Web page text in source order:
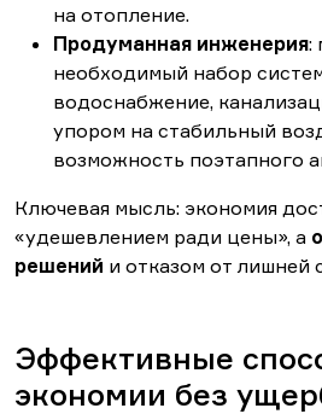
на отопление.
Продуманная инженерия:
необходимый набор
водоснабжение,
упором на стабильный
возможность поэтапного
Ключевая мысль: экономия
«удешевлением ради цены», а
решений и отказом от лишней
Эффективные
экономии без